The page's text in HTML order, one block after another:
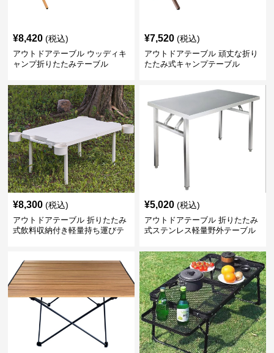
¥8,420 (税込)
アウトドアテーブル ウッディキ
ャンプ折りたたみテーブル
¥7,520 (税込)
アウトドアテーブル 頑丈な折り
たたみ式キャンプテーブル
¥8,300 (税込)
アウトドアテーブル 折りたたみ
式飲料収納付き軽量持ち運びテ
¥5,020 (税込)
アウトドアテーブル 折りたたみ
式ステンレス軽量野外テーブル